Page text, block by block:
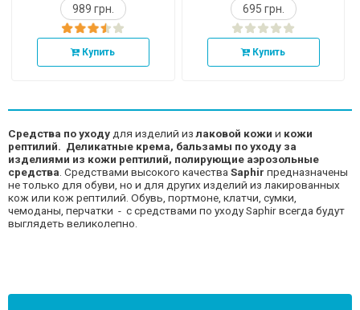
989 грн.
Купить
695 грн.
Купить
Средства по уходу для изделий излаковой кожи и кожи
рептилий. Деликатные крема, бальзамы по уходу за
изделиями из кожи рептилий, полирующие аэрозольные
средства . Средствами высокого качества Saphir предназначены
не только для обуви, но и для других изделий из лакированных
кож или кож рептилий. Обувь, портмоне, клатчи, сумки,
чемоданы, перчатки - с средствами по уходу Saphir всегда будут
выглядеть великолепно.